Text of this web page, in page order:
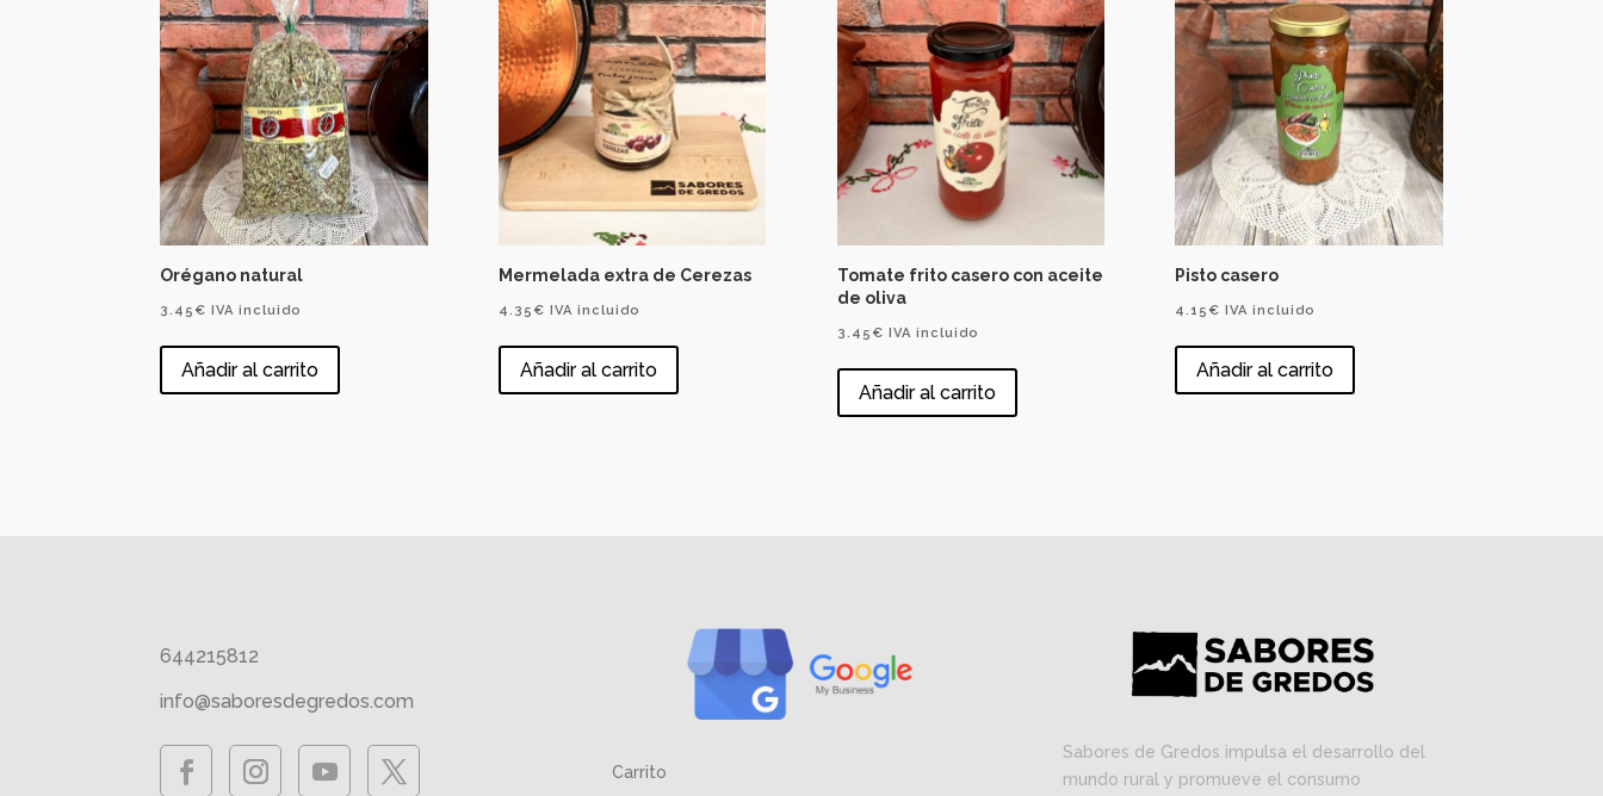
Orégano natural
3.45 € IVA incluido
Añadir al carrito
Mermelada extra de Cerezas
4.35 € IVA incluido
Añadir al carrito
Tomate frito casero con aceite
de oliva
3.45 € IVA incluido
Añadir al carrito
Pisto casero
4.15 € IVA incluido
Añadir al carrito
644215812
info@saboresdegredos.com
Carrito
Sabores de Gredos impulsa el desarrollo del
mundo rural y promueve el consumo